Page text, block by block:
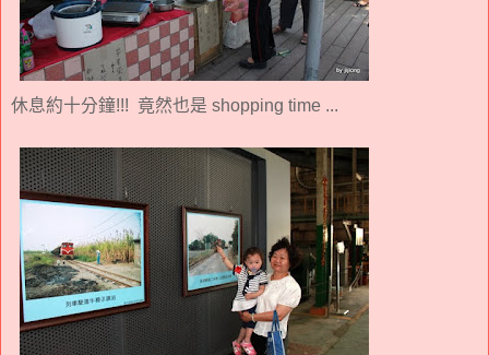
休息約十分鐘!!! 竟然也是 shopping time ...